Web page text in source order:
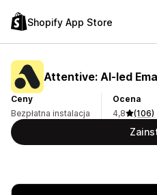
Shopify App Store
Attentive: AI‑led
Ceny
Bezpłatna instalacja
Ocena
4,8
(106)